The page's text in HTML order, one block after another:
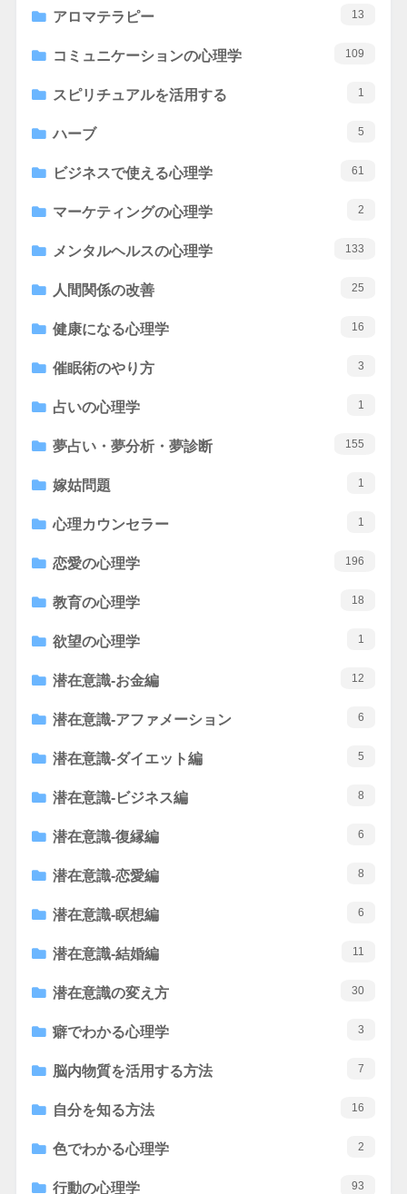
アロマテラピー 13
コミュニケーションの心理学 109
スピリチュアルを活用する 1
ハーブ 5
ビジネスで使える心理学 61
マーケティングの心理学 2
メンタルヘルスの心理学 133
人間関係の改善 25
健康になる心理学 16
催眠術のやり方 3
占いの心理学 1
夢占い・夢分析・夢診断 155
嫁姑問題 1
心理カウンセラー 1
恋愛の心理学 196
教育の心理学 18
欲望の心理学 1
潜在意識-お金編 12
潜在意識-アファメーション 6
潜在意識-ダイエット編 5
潜在意識-ビジネス編 8
潜在意識-復縁編 6
潜在意識-恋愛編 8
潜在意識-瞑想編 6
潜在意識-結婚編 11
潜在意識の変え方 30
癖でわかる心理学 3
脳内物質を活用する方法 7
自分を知る方法 16
色でわかる心理学 2
行動の心理学 93